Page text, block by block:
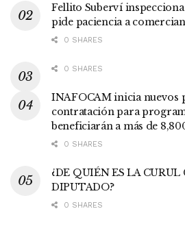
Fellito Suberví inspecciona
pide paciencia a
0 SHARES
0 SHARES
INAFOCAM inicia nuevos
contratación para
beneficiarán a más de
0 SHARES
¿DE QUIÉN ES LA
DIPUTADO?
0 SHARES